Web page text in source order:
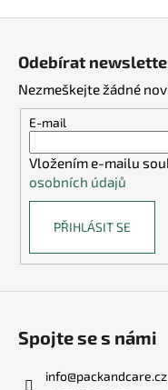
Odebírat
Nezmeškejte žádné
E-mail
Vložením e-mailu
osobních údajů
PŘIHLÁSIT SE
Spojte se s námi
info@packandcare.cz